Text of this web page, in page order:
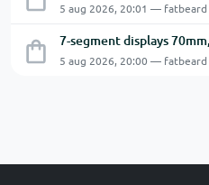
5 aug 2026, 20:01 — fatbeard
7-segment displays
5 aug 2026, 20:00 — fatbeard